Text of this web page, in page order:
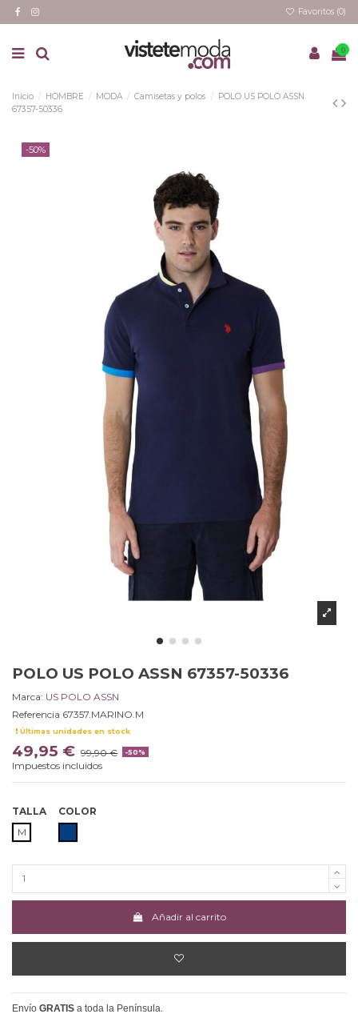
Favoritos (0)
0
Inicio HOMBRE MODA Camisetas y polos
POLO US POLO ASSN
67357-50336
-50%
POLO US POLO ASSN 67357-50336
Marca: US POLO ASSN
Referencia 67357.MARINO.M
Últimas unidades en stock
49,95 € 99,90 € -50%
Impuestos incluidos
TALLA
M
COLOR
Añadir al carrito
Envío GRATIS a toda la Península.